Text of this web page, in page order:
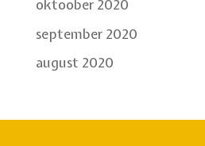
oktoober 2020
september 2020
august 2020